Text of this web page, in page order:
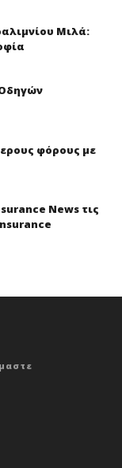
Μιλά:
φόρους με
News τις